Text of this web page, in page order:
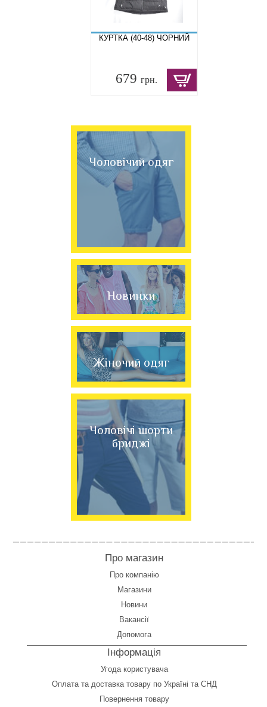
КУРТКА (40-48) ЧОРНИЙ
679 грн.
Чоловічий одяг
Новинки
Жіночий одяг
Чоловічі шорти
бриджі
Про магазин
Про компанію
Магазини
Новини
Вакансії
Допомога
Інформація
Угода користувача
Оплата та доставка товару по Україні та СНД
Повернення товару